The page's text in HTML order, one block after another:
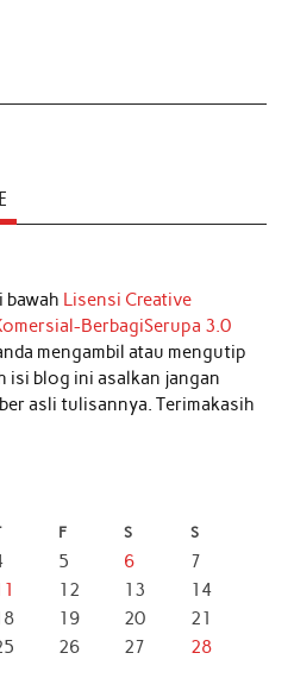
bawah Lisensi Creative
BerbagiSerupa 3.0
mengambil atau mengutip
isi blog ini asalkan jangan
asli tulisannya. Terimakasih
F S S
5 6
7
12 13
14
19 20
21
26 27
28